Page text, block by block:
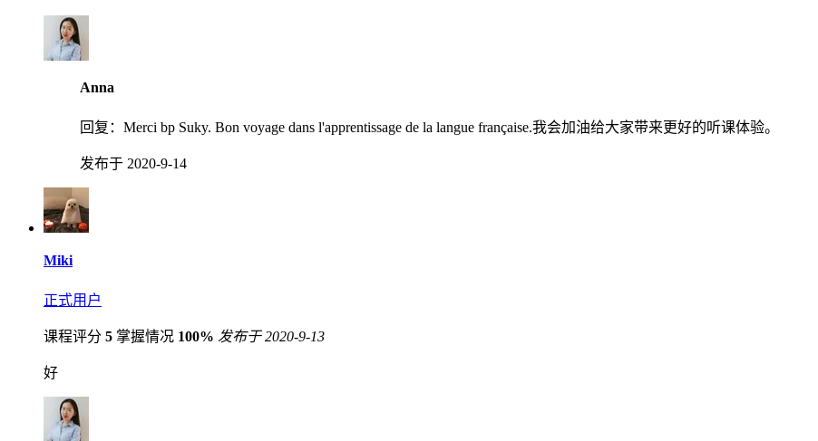
Anna
回复： Merci bp Suky. Bon voyage dans l'apprentissage de la langue française.我会加油给大家带来更好的听课体验。
发布于 2020-9-14
Miki
正式用户
课程评分 5 掌握情况 100% 发布于 2020-9-13
好